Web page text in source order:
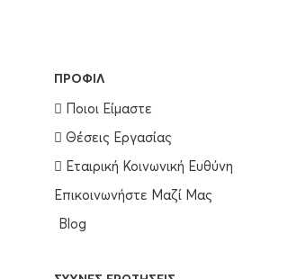
ΠΡΟΦΊΛ
Ποιοι Είμαστε
Θέσεις Εργασίας
Εταιρική Κοινωνική Ευθύνη
Επικοινωνήστε Μαζί Μας
Blog